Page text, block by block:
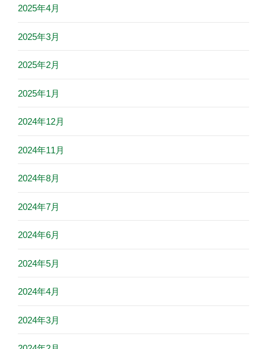
2025年4月
2025年3月
2025年2月
2025年1月
2024年12月
2024年11月
2024年8月
2024年7月
2024年6月
2024年5月
2024年4月
2024年3月